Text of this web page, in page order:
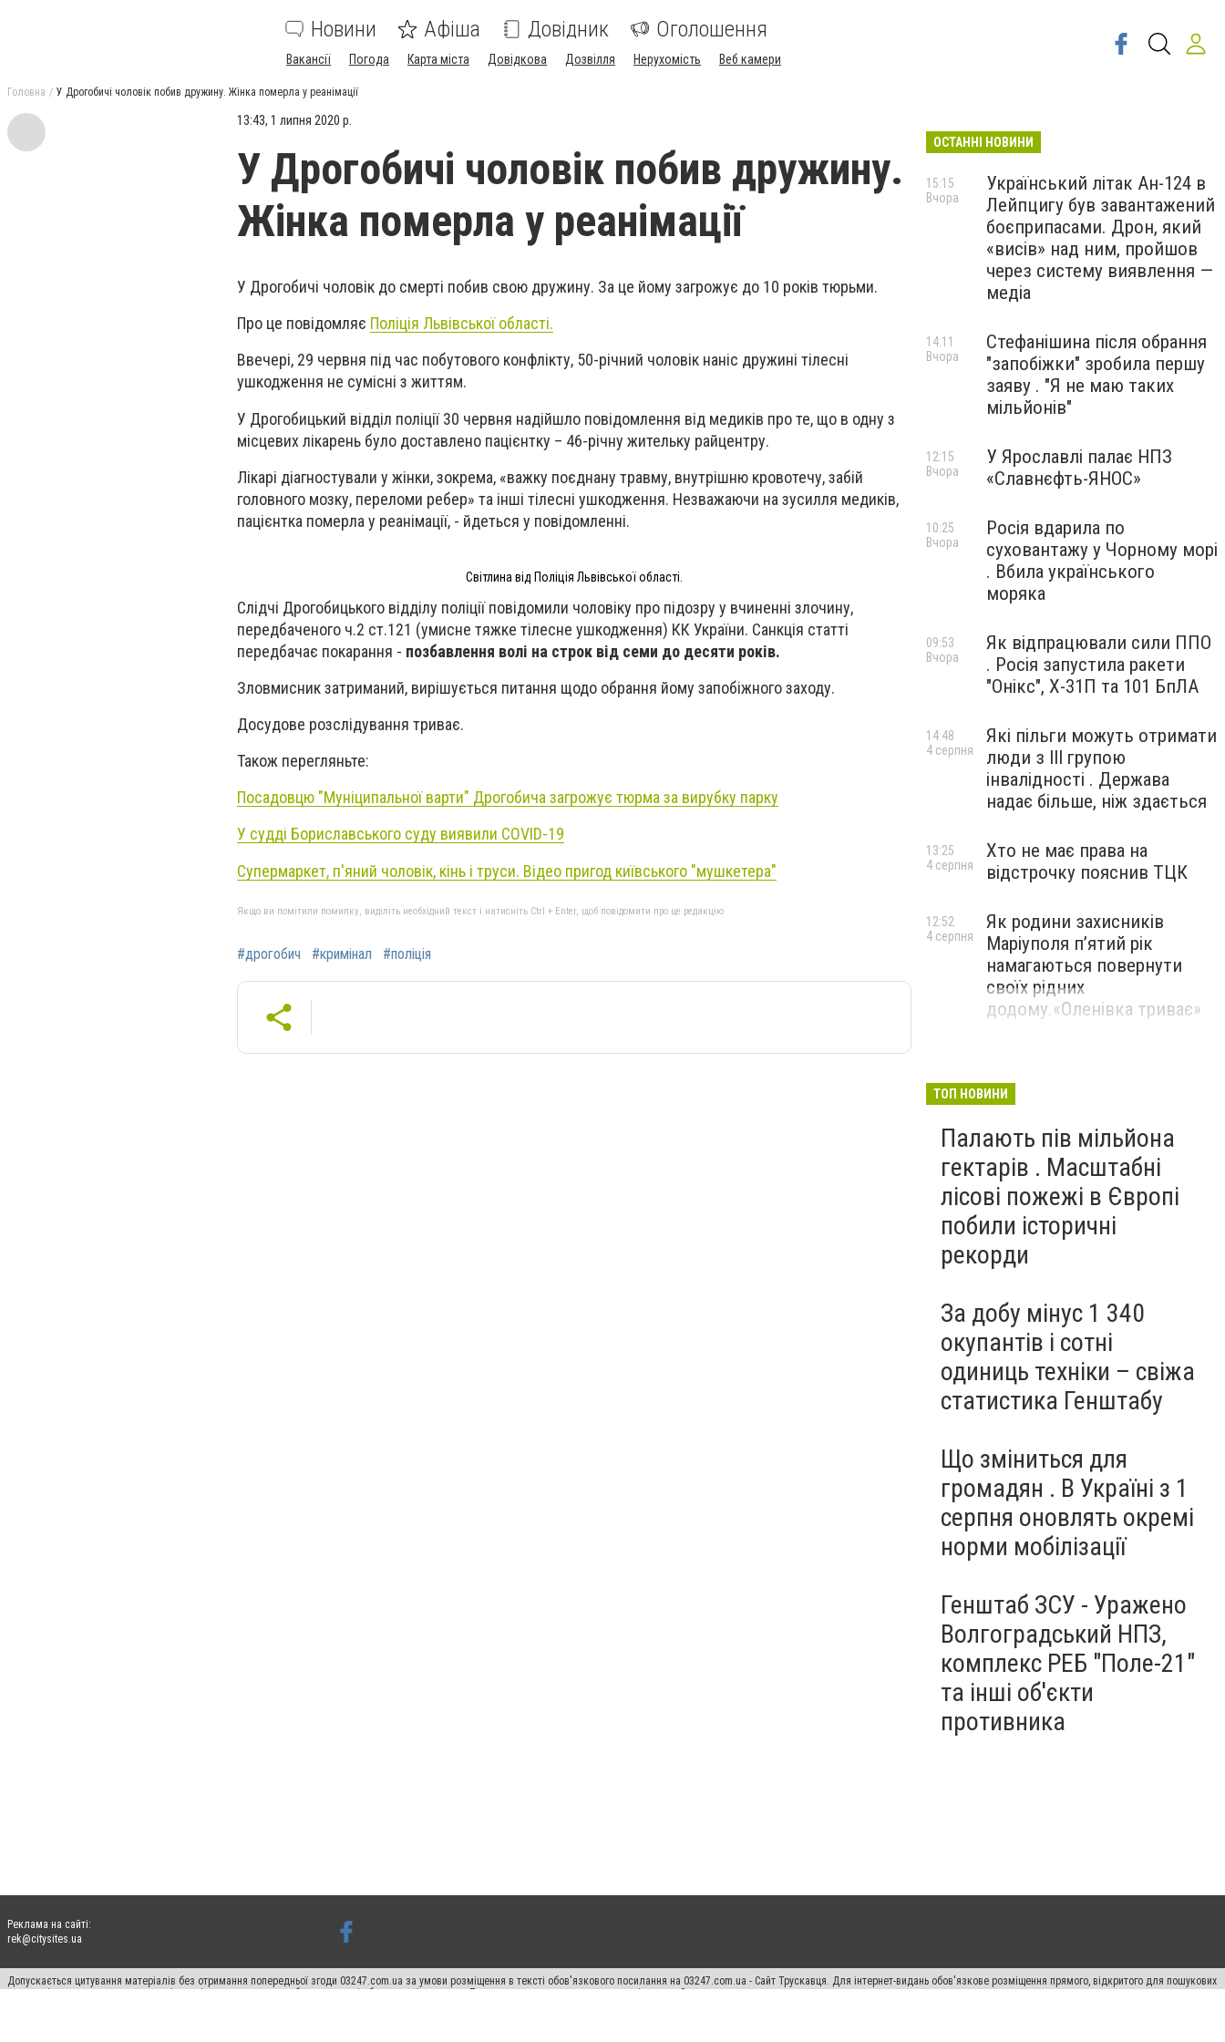
Новини Афіша Довідник Оголошення
Вакансії Погода Карта міста Довідкова Дозвілля Нерухомість Веб камери
Головна У Дрогобичі чоловік побив дружину. Жінка померла у реанімації
13:43, 1 липня 2020 р.
У Дрогобичі чоловік побив дружину.
Жінка померла у реанімації
У Дрогобичі чоловік до смерті побив свою дружину. За це йому загрожує до 10 років тюрьми.
Про це повідомляє Поліція Львівської області.
Ввечері, 29 червня під час побутового конфлікту, 50-річний чоловік наніс дружині тілесні
ушкодження не сумісні з життям.
У Дрогобицький відділ поліції 30 червня надійшло повідомлення від медиків про те, що в одну з
місцевих лікарень було доставлено пацієнтку – 46-річну жительку райцентру.
Лікарі діагностували у жінки, зокрема, «важку поєднану травму, внутрішню кровотечу, забій
головного мозку, переломи ребер» та інші тілесні ушкодження. Незважаючи на зусилля медиків,
пацієнтка померла у реанімації, - йдеться у повідомленні.
Світлина від Поліція Львівської області.
Слідчі Дрогобицького відділу поліції повідомили чоловіку про підозру у вчиненні злочину,
передбаченого ч.2 ст.121 (умисне тяжке тілесне ушкодження) КК України. Санкція статті
передбачає покарання - позбавлення волі на строк від семи до десяти років.
Зловмисник затриманий, вирішується питання щодо обрання йому запобіжного заходу.
Досудове розслідування триває.
Також перегляньте:
Посадовцю "Муніципальної варти" Дрогобича загрожує тюрма за вирубку парку
У судді Бориславського суду виявили COVID-19
Супермаркет, п'яний чоловік, кінь і труси. Відео пригод київського "мушкетера"
Якщо ви помітили помилку, виділіть необхідний текст і натисніть Ctrl + Enter, щоб повідомити про це редакцію
#дрогобич #кримінал #поліція
ОСТАННІ НОВИНИ
Український літак Ан-124 в
Лейпцигу був завантажений
боєприпасами. Дрон, який
«висів» над ним, пройшов
через систему виявлення —
медіа
15:15
Вчора
Стефанішина після обрання
"запобіжки" зробила першу
заяву . "Я не маю таких
мільйонів"
14:11
Вчора
У Ярославлі палає НПЗ
«Славнєфть-ЯНОС»
12:15
Вчора
Росія вдарила по
суховантажу у Чорному морі
. Вбила українського
моряка
10:25
Вчора
Як відпрацювали сили ППО
. Росія запустила ракети
"Онікс", Х-31П та 101 БпЛА
09:53
Вчора
Які пільги можуть отримати
люди з III групою
інвалідності . Держава
надає більше, ніж здається
14:48
4 серпня
Хто не має права на
відстрочку пояснив ТЦК
13:25
4 серпня
Як родини захисників
Маріуполя пʼятий рік
намагаються повернути
своїх рідних
додому.«Оленівка триває»
12:52
4 серпня
ТОП НОВИНИ
Палають пів мільйона
гектарів . Масштабні
лісові пожежі в Європі
побили історичні
рекорди
За добу мінус 1 340
окупантів і сотні
одиниць техніки – свіжа
статистика Генштабу
Що зміниться для
громадян . В Україні з 1
серпня оновлять окремі
норми мобілізації
Генштаб ЗСУ - Уражено
Волгоградський НПЗ,
комплекс РЕБ "Поле-21"
та інші об'єкти
противника
Реклама на сайті:
rek@citysites.ua
Допускається цитування матеріалів без отримання попередньої згоди 03247.com.ua за умови розміщення в тексті обов'язкового посилання на 03247.com.ua - Сайт Трускавця. Для інтернет-видань обов'язкове розміщення прямого, відкритого для пошукових
систем гіперпосилання на цитовані статті не нижче другого абзацу в тексті або в якості джерела. Порушення виняткових прав переслідується Законом.